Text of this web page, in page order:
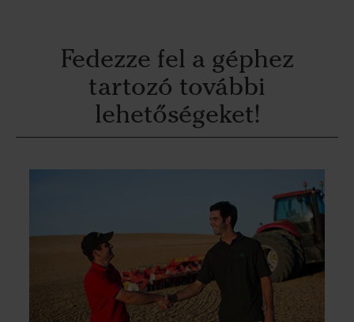
Fedezze fel a géphez
tartozó további
lehetőségeket!